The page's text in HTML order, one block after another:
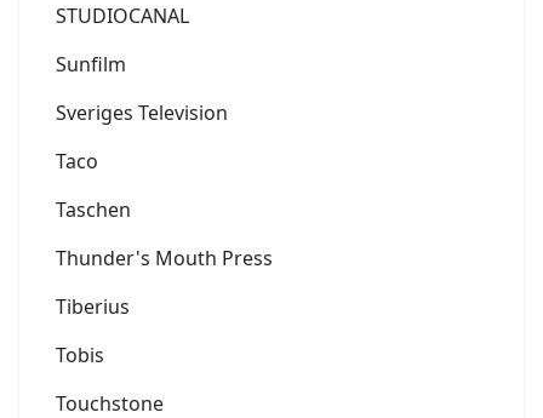
STUDIOCANAL
Sunfilm
Sveriges Television
Taco
Taschen
Thunder's Mouth Press
Tiberius
Tobis
Touchstone